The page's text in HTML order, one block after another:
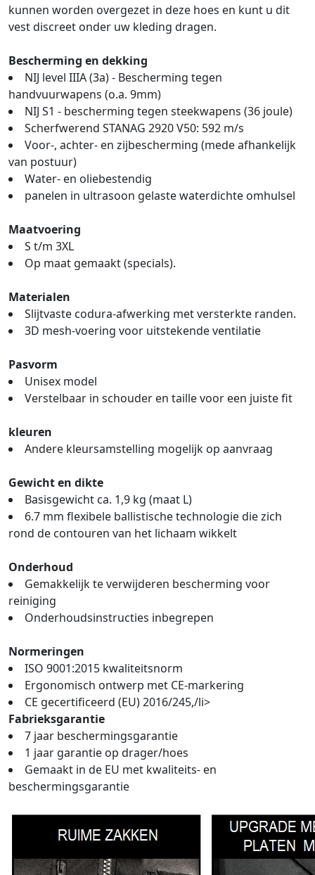
kunnen worden overgezet in deze hoes en kunt u dit
vest discreet onder uw kleding dragen.
Bescherming en dekking
NIJ level IIIA (3a) - Bescherming tegen
handvuurwapens (o.a. 9mm)
NIJ S1 - bescherming tegen steekwapens (36 joule)
Scherfwerend STANAG 2920 V50: 592 m/s
Voor-, achter- en zijbescherming (mede afhankelijk
van postuur)
Water- en oliebestendig
panelen in ultrasoon gelaste waterdichte omhulsel
Maatvoering
S t/m 3XL
Op maat gemaakt (specials).
Materialen
Slijtvaste codura-afwerking met versterkte randen.
3D mesh-voering voor uitstekende ventilatie
Pasvorm
Unisex model
Verstelbaar in schouder en taille voor een juiste fit
kleuren
Andere kleursamstelling mogelijk op aanvraag
Gewicht en dikte
Basisgewicht ca. 1,9 kg (maat L)
6.7 mm flexibele ballistische technologie die zich
rond de contouren van het lichaam wikkelt
Onderhoud
Gemakkelijk te verwijderen bescherming voor
reiniging
Onderhoudsinstructies inbegrepen
Normeringen
ISO 9001:2015 kwaliteitsnorm
Ergonomisch ontwerp met CE-markering
CE gecertificeerd (EU) 2016/245,/li>
Fabrieksgarantie
7 jaar beschermingsgarantie
1 jaar garantie op drager/hoes
Gemaakt in de EU met kwaliteits- en
beschermingsgarantie